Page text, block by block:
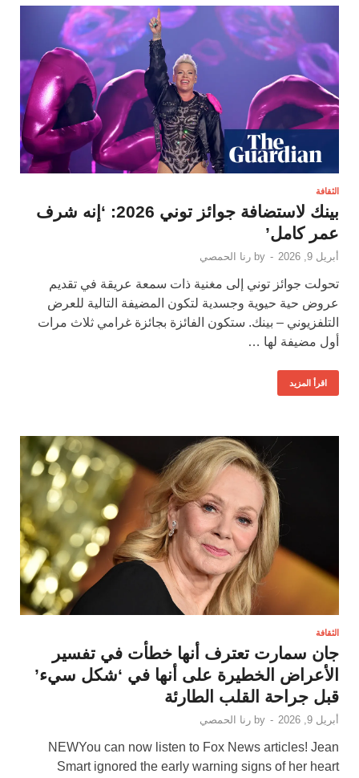
الثقافة
بينك لاستضافة جوائز توني 2026: ‘إنه شرف
عمر كامل’
أبريل 9, 2026 -
by رنا الحمصي
تحولت جوائز توني إلى مغنية ذات سمعة عريقة في تقديم
عروض حية حيوية وجسدية لتكون المضيفة التالية للعرض
التلفزيوني – بينك. ستكون الفائزة بجائزة غرامي ثلاث مرات
أول مضيفة لها …
اقرأ المزيد
الثقافة
جان سمارت تعترف أنها خطأت في تفسير
الأعراض الخطيرة على أنها في ‘شكل سيء’
قبل جراحة القلب الطارئة
أبريل 9, 2026 -
by رنا الحمصي
NEWYou can now listen to Fox News articles! Jean
Smart ignored the early warning signs of her heart